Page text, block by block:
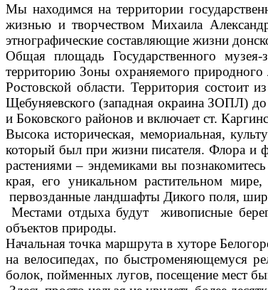
Мы находимся на территории
жизнью и творчеством Михаила
этнографические составляющие жизни
Общая площадь Государственного
территорию Зоны охраняемого
Ростовской области. Территория
Щебуняевского (западная окраина ЗОПЛ) до
и Боковского районов и включает ст.
Высока историческая, мемориальная,
который был при жизни писателя. Флора и
растениями – эндемиками вы
края, его уникальном растительном
первозданные ландшафты Дикого поля,
Местами отдыха будут живописные
объектов природы.
Начальная точка маршрута в хуторе
на велосипедах, по быстроменяющемуся
болок, пойменных лугов, посещение мест